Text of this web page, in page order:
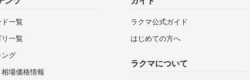
一覧
一覧
グ
場価格情報
ラクマ公式ガイド
はじめての方へ
ラクマについて